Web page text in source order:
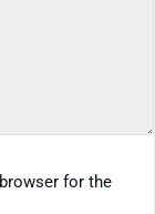
for the